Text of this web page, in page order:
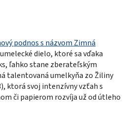
podnos s názvom Zimná
dielo, ktoré sa vďaka
ľahko stane zberateľským
talentovaná umelkyňa zo Žiliny
ktorá svoj intenzívny vzťah s
či papierom rozvíja už od útleho